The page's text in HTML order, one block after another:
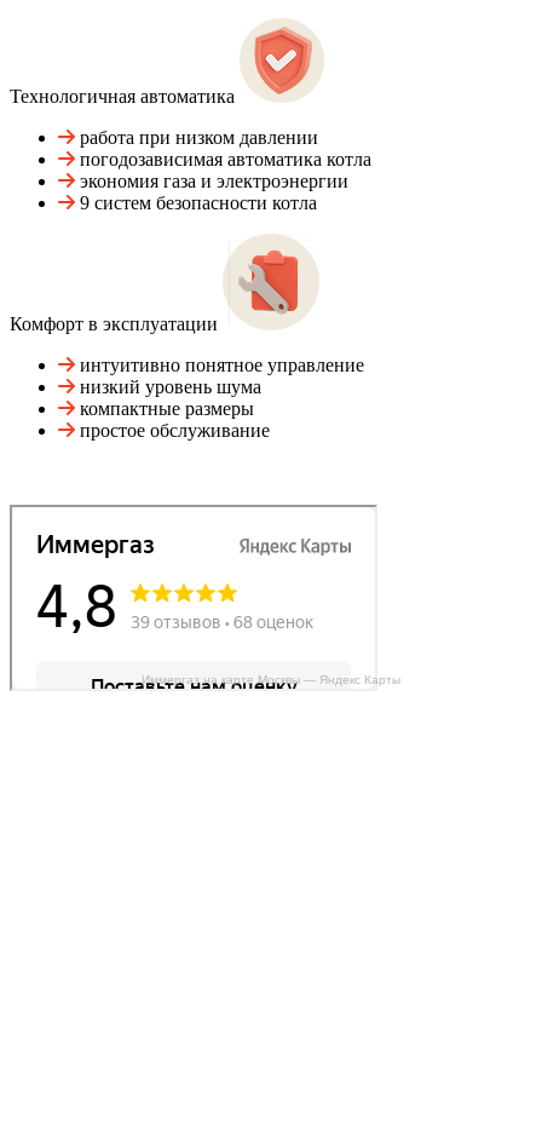
Технологичная автоматика
работа при низком давлении
погодозависимая автоматика котла
экономия газа и электроэнергии
9 систем безопасности котла
Комфорт в эксплуатации
интуитивно понятное управление
низкий уровень шума
компактные размеры
простое обслуживание
Иммергаз на карте Москвы — Яндекс Карты